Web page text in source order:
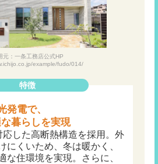
元：一条工務店公式HP
example/fudo/014/
特徴
発電で、
暮らしを実現
応した高断熱構造を採用。外
にくいため、冬は暖かく、
な住環境を実現。さらに、